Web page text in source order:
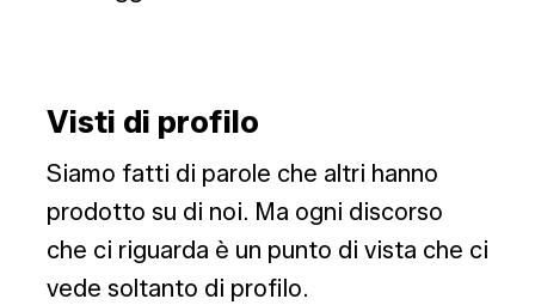
di
profilo
Visti di profilo
Siamo fatti di parole che altri hanno
prodotto su di noi. Ma ogni discorso
che ci riguarda è un punto di vista che ci
vede soltanto di profilo.